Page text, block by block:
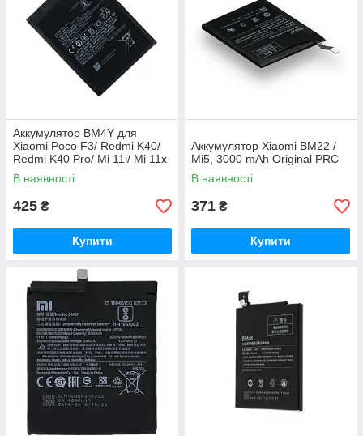
Аккумулятор BM4Y для
Xiaomi Poco F3/ Redmi K40/
Redmi K40 Pro/ Mi 11i/ Mi 11x
Pro, 4520 mAh
В наявності
425 ₴
Купити
Аккумулятор Xiaomi BM22 /
Mi5, 3000 mAh Original PRC
В наявності
371 ₴
Купити